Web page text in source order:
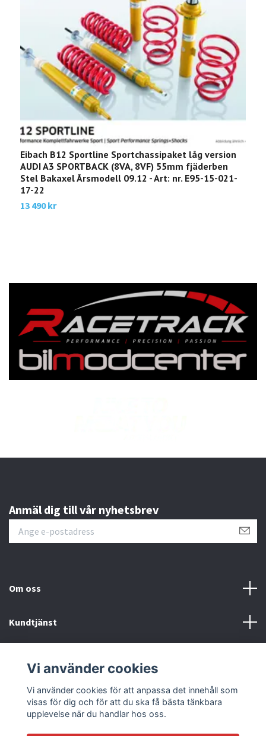
Eibach B12 Sportline Sportchassipaket låg version
AUDI A3 SPORTBACK (8VA, 8VF) 55mm fjäderben
Stel Bakaxel Årsmodell 09.12 - Art: nr. E95-15-021-
17-22
13 490 kr
Anmäl dig till vår nyhetsbrev
Om oss
Kundtjänst
Sociala medier
Vi använder cookies
Vi använder cookies för att anpassa det innehåll som
visas för dig och för att du ska få bästa tänkbara
upplevelse när du handlar hos oss.